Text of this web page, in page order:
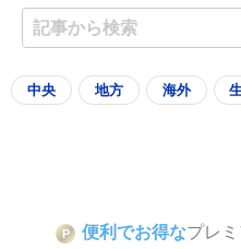
中央 地方 海外
P 便利でお得なプレ